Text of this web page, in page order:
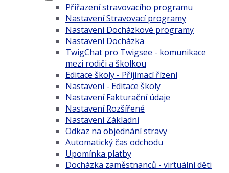
Přiřazení stravovacího programu
Nastavení Stravovací programy
Nastavení Docházkové programy
Nastavení Docházka
TwigChat pro Twigsee - komunikace
mezi rodiči a školkou
Editace školy - Přijímací řízení
Nastavení - Editace školy
Nastavení Fakturační údaje
Nastavení Rozšířené
Nastavení Základní
Odkaz na objednání stravy
Automatický čas odchodu
Upomínka platby
Docházka zaměstnanců - virtuální děti